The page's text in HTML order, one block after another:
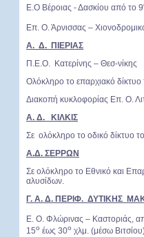
Ε.Ο Βέροιας - Δασκίου από το 9
Επ. Ο. Άρνισσας –
Α. Δ. ΠΙΕΡΙΑΣ
Π.Ε.Ο. Κατερίνης – Θεσ-νίκης
Ολόκληρο το επαρχιακό
Διακοπή κυκλοφορίας Επ. Ο.
Α. Δ. ΚΙΛΚΙΣ
Σε ολόκληρο το οδικό δίκτυο
Α.Δ. ΣΕΡΡΩΝ
Σε ολόκληρο το Εθνικό και
αλυσίδων.
Γ. Α. Δ. ΠΕΡΙΦ. ΔΥΤΙΚΗΣ
Ε. Ο. Φλώρινας – Καστοριάς,
15ο έως 30ο χλμ. (μέσω